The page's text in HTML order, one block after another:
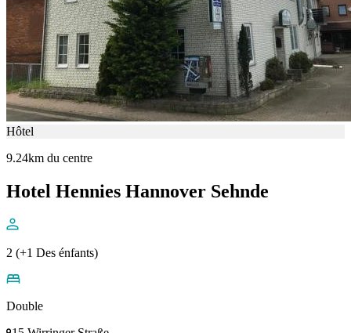
Hôtel
9.24km du centre
Hotel Hennies Hannover Sehnde
2 (+1 Des énfants)
Double